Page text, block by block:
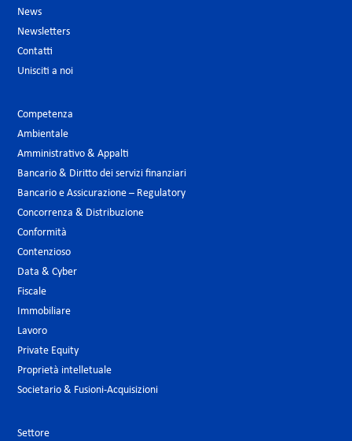
News
Newsletters
Contatti
Unisciti a noi
Competenza
Ambientale
Amministrativo & Appalti
Bancario & Diritto dei servizi finanziari
Bancario e Assicurazione – Regulatory
Concorrenza & Distribuzione
Conformità
Contenzioso
Data & Cyber
Fiscale
Immobiliare
Lavoro
Private Equity
Proprietà intelletuale
Societario & Fusioni-Acquisizioni
Settore